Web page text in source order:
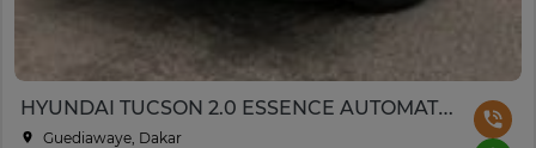
HYUNDAI TUCSON 2.0 ESSENCE AUTOMATIQUE 2017
Guediawaye, Dakar